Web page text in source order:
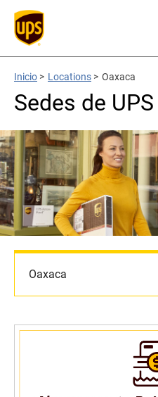
Inicio > Locations > Oaxaca
Sedes de
Oaxaca